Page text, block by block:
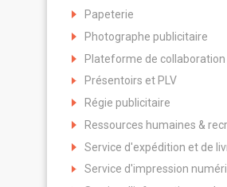
Papeterie
Photographe publicitaire
Plateforme de collaboration
Présentoirs et PLV
Régie publicitaire
Ressources humaines &
Service d'expédition et de
Service d'impression